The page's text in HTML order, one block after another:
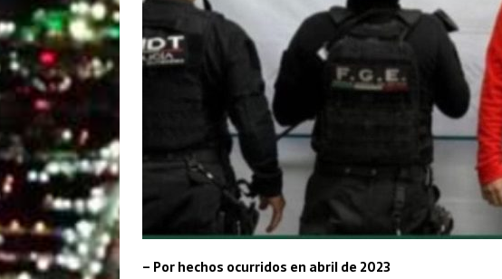
– Por hechos ocurridos en abril de 2023